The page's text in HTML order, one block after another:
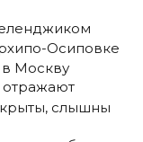
Осиповке
Москву
слышны